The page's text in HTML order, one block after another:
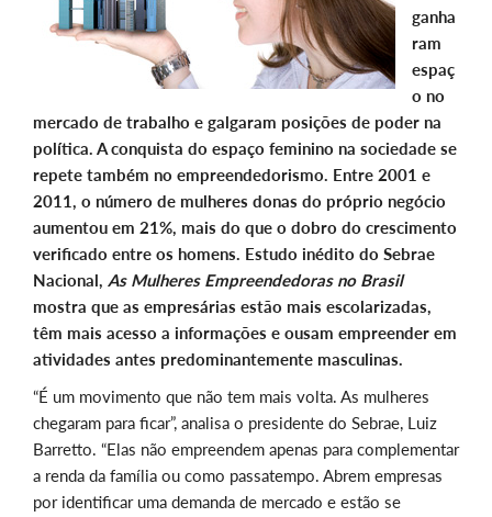
ganha
ram
espaç
o no
mercado de trabalho e galgaram posições de poder na
política. A conquista do espaço feminino na sociedade se
repete também no empreendedorismo. Entre 2001 e
2011, o número de mulheres donas do próprio negócio
aumentou em 21%, mais do que o dobro do crescimento
verificado entre os homens. Estudo inédito do Sebrae
Nacional, As Mulheres Empreendedoras no Brasil
mostra que as empresárias estão mais escolarizadas,
têm mais acesso a informações e ousam empreender em
atividades antes predominantemente masculinas.
“É um movimento que não tem mais volta. As mulheres
chegaram para ficar”, analisa o presidente do Sebrae, Luiz
Barretto. “Elas não empreendem apenas para complementar
a renda da família ou como passatempo. Abrem empresas
por identificar uma demanda de mercado e estão se